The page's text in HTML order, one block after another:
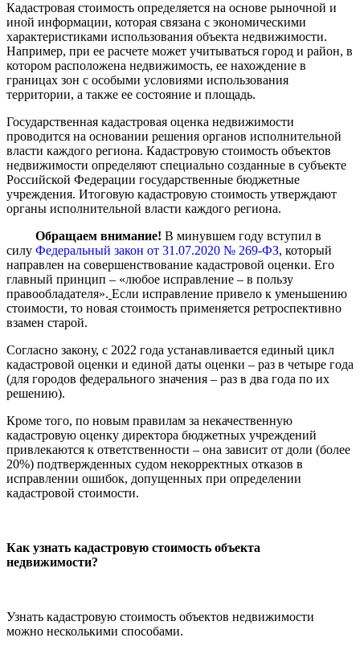
Кадастровая стоимость определяется на основе рыночной и
иной информации, которая связана с экономическими
характеристиками использования объекта недвижимости.
Например, при ее расчете может учитываться город и район, в
котором расположена недвижимость, ее нахождение в
границах зон с особыми условиями использования
территории, а также ее состояние и площадь.
Государственная кадастровая оценка недвижимости
проводится на основании решения органов исполнительной
власти каждого региона. Кадастровую стоимость объектов
недвижимости определяют специально созданные в субъекте
Российской Федерации государственные бюджетные
учреждения. Итоговую кадастровую стоимость утверждают
органы исполнительной власти каждого региона.
Обращаем внимание! В минувшем году вступил в
силу Федеральный закон от 31.07.2020 № 269-ФЗ, который
направлен на совершенствование кадастровой оценки. Его
главный принцип – «любое исправление – в пользу
правообладателя». Если исправление привело к уменьшению
стоимости, то новая стоимость применяется ретроспективно
взамен старой.
Согласно закону, с 2022 года устанавливается единый цикл
кадастровой оценки и единой даты оценки – раз в четыре года
(для городов федерального значения – раз в два года по их
решению).
Кроме того, по новым правилам за некачественную
кадастровую оценку директора бюджетных учреждений
привлекаются к ответственности – она зависит от доли (более
20%) подтвержденных судом некорректных отказов в
исправлении ошибок, допущенных при определении
кадастровой стоимости.
Как узнать кадастровую стоимость объекта
недвижимости?
Узнать кадастровую стоимость объектов недвижимости
можно несколькими способами.